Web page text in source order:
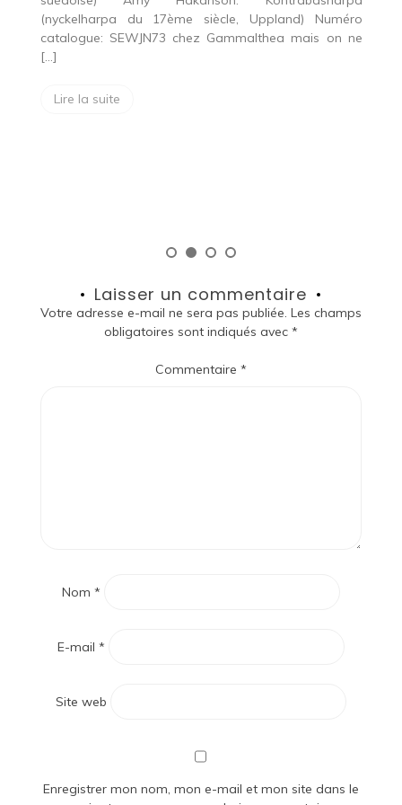
24 septembre 2025
Tagged baroque
KLOCKARNA: Jenny Demaret et
Vanessa Virot
Laisser un commentaire
Votre adresse e-mail ne sera pas publiée. Les champs
obligatoires sont indiqués avec *
Commentaire *
Nom *
E-mail *
Site web
Enregistrer mon nom, mon e-mail et mon site dans le